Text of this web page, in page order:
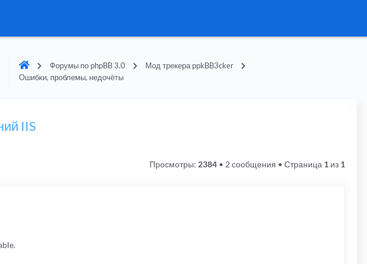
Форумы по phpBB 3.0
Мод трекера ppkBB3cker
Ошибки, проблемы, недочёты
IIS
2 сообщения • Страница 1 из 1
Просмотры: 2384 •